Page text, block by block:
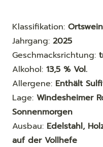
S-
trocken
Menge
Klassifikation:
Jahrgang: 2025
Geschmacksrichtung:
Alkohol: 13,5 % Vol.
Allergene: Enthält
Lage: Windesheimer
Sonnenmorgen
Ausbau: Edelstahl,
auf der Vollhefe